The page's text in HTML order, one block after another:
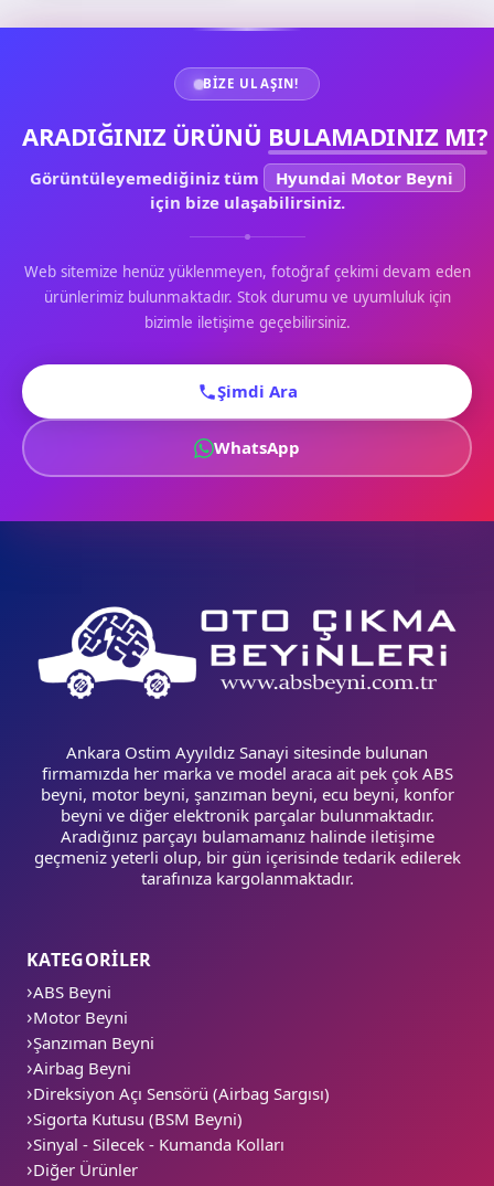
BIZE ULAŞIN!
ARADIĞINIZ ÜRÜNÜ BULAMADINIZ MI?
Görüntüleyemediğiniz tüm
Hyundai Motor Beyni
için bize ulaşabilirsiniz.
Web sitemize henüz yüklenmeyen, fotoğraf çekimi devam eden
ürünlerimiz bulunmaktadır. Stok durumu ve uyumluluk için
bizimle iletişime geçebilirsiniz.
Şimdi Ara
WhatsApp
Ankara Ostim Ayyıldız Sanayi sitesinde bulunan
firmamızda her marka ve model araca ait pek çok ABS
beyni, motor beyni, şanzıman beyni, ecu beyni, konfor
beyni ve diğer elektronik parçalar bulunmaktadır.
Aradığınız parçayı bulamamanız halinde iletişime
geçmeniz yeterli olup, bir gün içerisinde tedarik edilerek
tarafınıza kargolanmaktadır.
KATEGORİLER
ABS Beyni
Motor Beyni
Şanzıman Beyni
Airbag Beyni
Direksiyon Açı Sensörü (Airbag Sargısı)
Sigorta Kutusu (BSM Beyni)
Sinyal - Silecek - Kumanda Kolları
Diğer Ürünler